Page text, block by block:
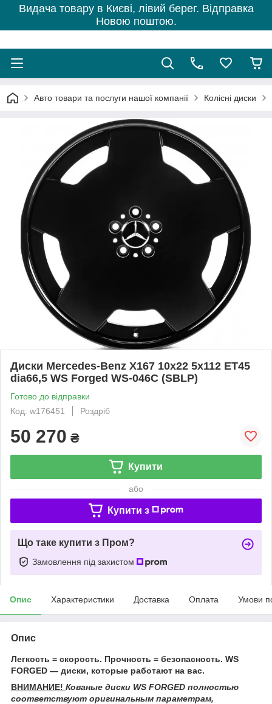
Видача товару в Києві, лівий берег. Відправка
Новою поштою.
Авто товари та послуги нашої компанії Колісні диски
Диски Mercedes-Benz X167 10x22 5x112 ET45
dia66,5 WS Forged WS-046C (SBLP)
Готово до відправки
Код: w176451
Роздріб
50 270 ₴
Купити
або
Купити з
Що таке купити з Пром?
Замовлення під захистом
Опис Характеристики Доставка Оплата Умови
Опис
Легкость = скорость. Прочность = безопасность. WS
FORGED — диски, которые работают на вас.
ВНИМАНИЕ! Кованые диски WS FORGED полностью
соответствуют оригинальным параметрам,